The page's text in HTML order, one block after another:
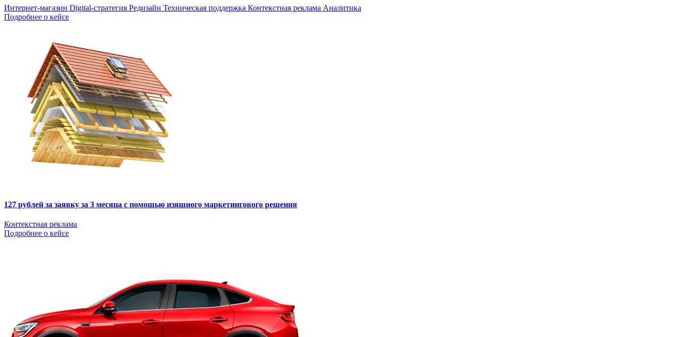
Интернет-магазин Digital-стратегия Редизайн Техническая поддержка Контекстная реклама Аналитика
Подробнее о кейсе
127 рублей за заявку за 3 месяца с помощью изящного маркетингового решения
Контекстная реклама
Подробнее о кейсе